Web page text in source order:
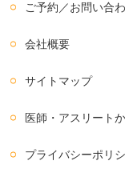
ご予約／お問い合
会社概要
サイトマップ
医師・アスリート
プライバシーポリ